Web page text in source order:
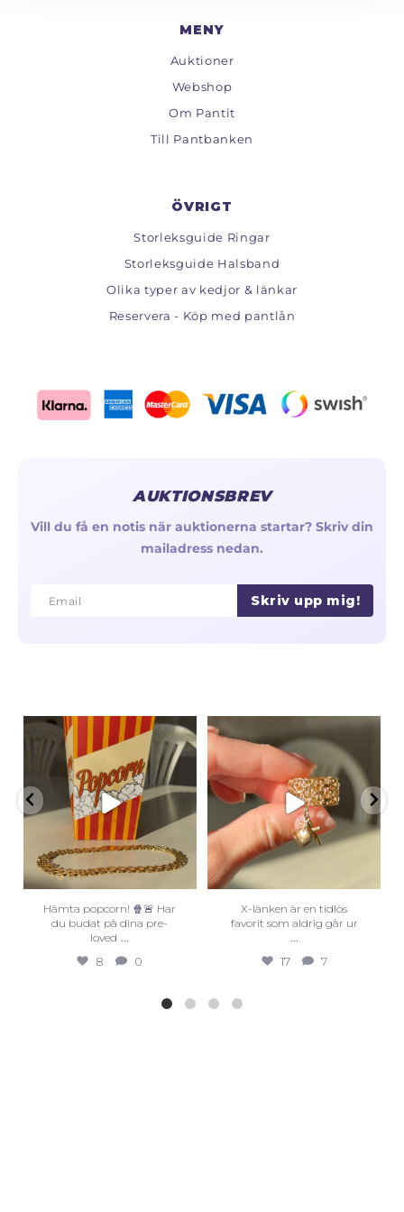
MENY
Auktioner
Webshop
Om Pantit
Till Pantbanken
ÖVRIGT
Storleksguide Ringar
Storleksguide Halsband
Olika typer av kedjor & länkar
Reservera - Köp med pantlån
AUKTIONSBREV
Vill du få en notis när auktionerna startar? Skriv din
mailadress nedan.
Email
Email Skriv upp mig!
Hämta popcorn! 🍿🚨 Har
du budat på dina pre-
loved ...
8 0
X-länken är en tidlös
favorit som aldrig går ur
...
17 7